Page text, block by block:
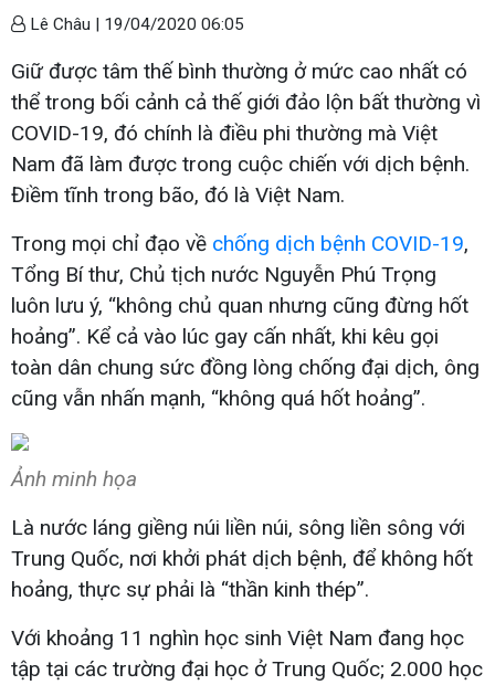
Lê Châu | 19/04/2020 06:05
Giữ được tâm thế bình thường ở mức cao nhất có
thể trong bối cảnh cả thế giới đảo lộn bất thường vì
COVID-19, đó chính là điều phi thường mà Việt
Nam đã làm được trong cuộc chiến với dịch bệnh.
Điềm tĩnh trong bão, đó là Việt Nam.
Trong mọi chỉ đạo về chống dịch bệnh COVID-19,
Tổng Bí thư, Chủ tịch nước Nguyễn Phú Trọng
luôn lưu ý, “không chủ quan nhưng cũng đừng hốt
hoảng”. Kể cả vào lúc gay cấn nhất, khi kêu gọi
toàn dân chung sức đồng lòng chống đại dịch, ông
cũng vẫn nhấn mạnh, “không quá hốt hoảng”.
Ảnh minh họa
Là nước láng giềng núi liền núi, sông liền sông với
Trung Quốc, nơi khởi phát dịch bệnh, để không hốt
hoảng, thực sự phải là “thần kinh thép”.
Với khoảng 11 nghìn học sinh Việt Nam đang học
tập tại các trường đại học ở Trung Quốc; 2.000 học